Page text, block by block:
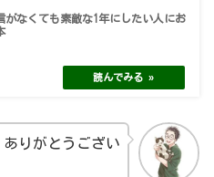
がなくても素敵な1年にしたい人にお
りがとうござい